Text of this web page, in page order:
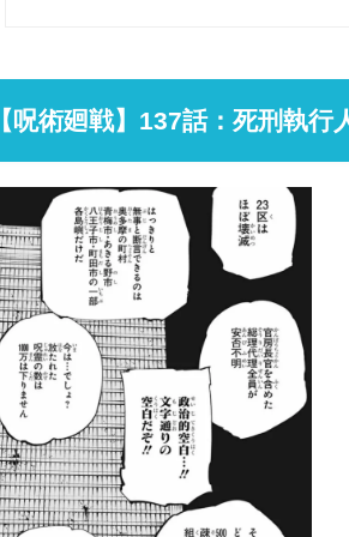
【呪術廻戦】137話：死刑執行